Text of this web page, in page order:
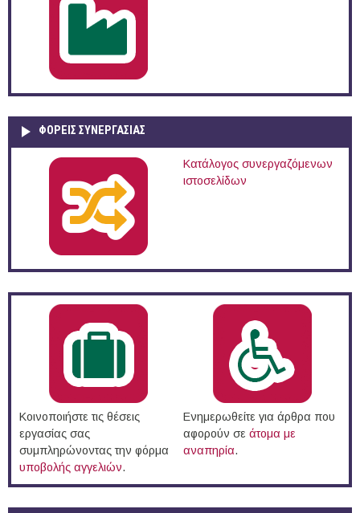
ΦΟΡΕΙΣ ΣΥΝΕΡΓΑΣΙΑΣ
Κατάλογος συνεργαζόμενων
ιστοσελίδων
Κοινοποιήστε τις θέσεις
εργασίας σας
συμπληρώνοντας την φόρμα
υποβολής αγγελιών.
Ενημερωθείτε για άρθρα που
αφορούν σε άτομα με
αναπηρία.